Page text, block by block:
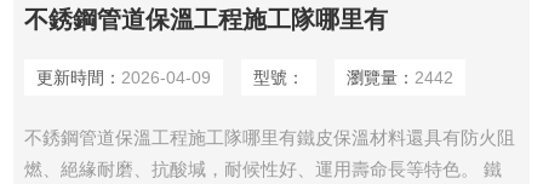
不銹鋼管道保溫工程施工隊哪里有
更新時間： 2026-04-09 型號： 瀏覽量： 2442
不銹鋼管道保溫工程施工隊哪里有鐵皮保溫材料還具有防火阻
燃、絕緣耐磨、抗酸堿，耐候性好、運用壽命長等特色。 鐵